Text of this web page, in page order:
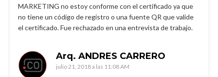
MARKETING no estoy conforme con el certificado ya que
no tiene un código de registro o una fuente QR que valide
el certificado. Fue rechazado en una entrevista de trabajo.
Arq. ANDRES CARRERO
julio 21, 2018 a las 11:08 AM